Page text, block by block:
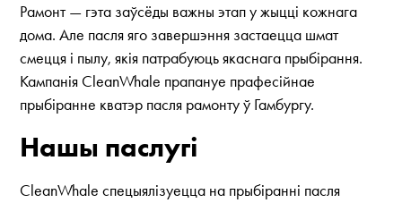
Рамонт — гэта заўсёды важны этап у жыцці кожнага
дома. Але пасля яго завершэння застаецца шмат
смецця і пылу, якія патрабуюць якаснага прыбірання.
Кампанія CleanWhale прапануе прафесійнае
прыбіранне кватэр пасля рамонту ў Гамбургу.
Нашы паслугі
CleanWhale спецыялізуецца на прыбіранні пасля